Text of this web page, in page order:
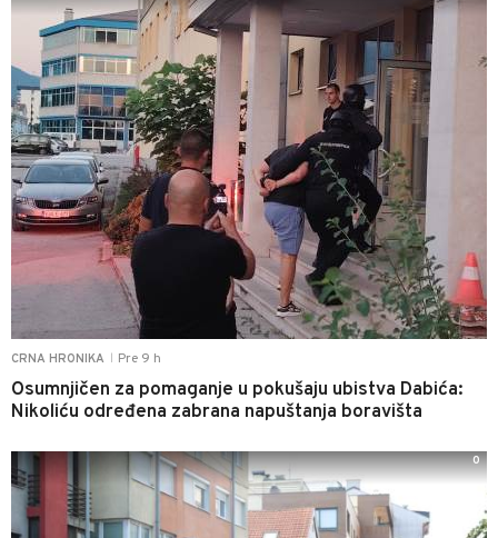
CRNA HRONIKA Pre 9 h
Osumnjičen za pomaganje u pokušaju ubistva Dabića:
Nikoliću određena zabrana napuštanja boravišta
0